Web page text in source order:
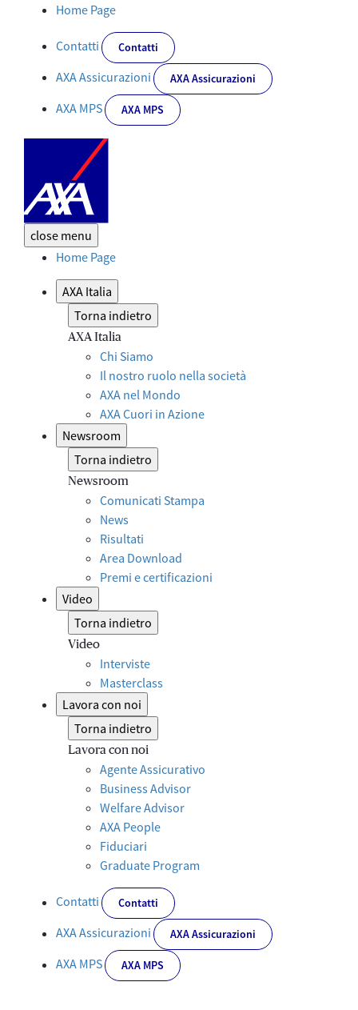
AXA Italia: le sedi di Milano, Roma e Torino unite da 3
Home Page
Contatti Contatti
AXA Assicurazioni AXA Assicurazioni
AXA MPS AXA MPS
close menu
Home Page
AXA Italia
Torna indietro
AXA Italia
Chi Siamo
Il nostro ruolo nella società
AXA nel Mondo
AXA Cuori in Azione
Newsroom
Torna indietro
Newsroom
Comunicati Stampa
News
Risultati
Area Download
Premi e certificazioni
Video
Torna indietro
Video
Interviste
Masterclass
Lavora con noi
Torna indietro
Lavora con noi
Agente Assicurativo
Business Advisor
Welfare Advisor
AXA People
Fiduciari
Graduate Program
Contatti Contatti
AXA Assicurazioni AXA Assicurazioni
AXA MPS AXA MPS